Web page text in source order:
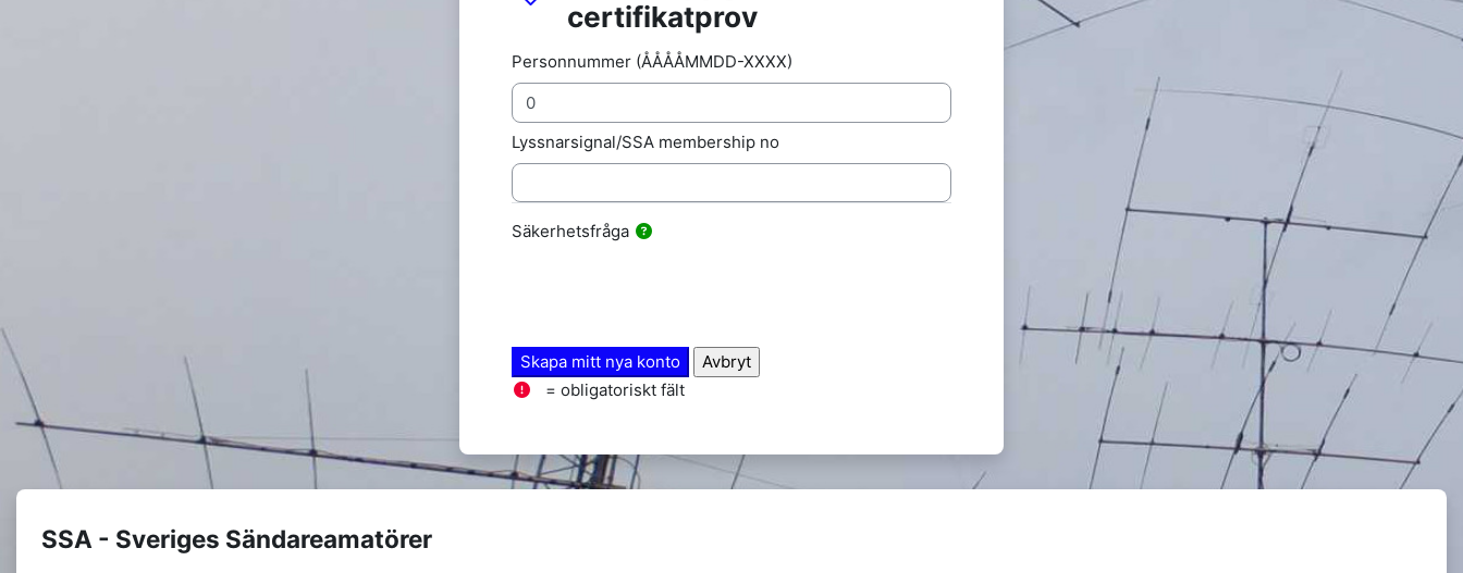
Personuppgifter inför certifikatprov
certifikatprov
Personnummer (ÅÅÅÅMMDD-XXXX)
Lyssnarsignal/SSA membership no
Säkerhetsfråga
= obligatoriskt fält
SSA - Sveriges Sändareamatörer